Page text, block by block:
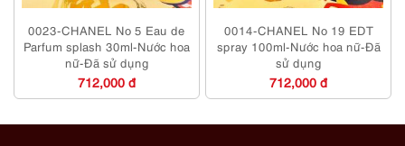
0023-CHANEL No 5 Eau de
Parfum splash 30ml-Nước hoa
nữ-Đã sử dụng
712,000 đ
0014-CHANEL No 19 EDT
spray 100ml-Nước hoa nữ-Đã
sử dụng
712,000 đ